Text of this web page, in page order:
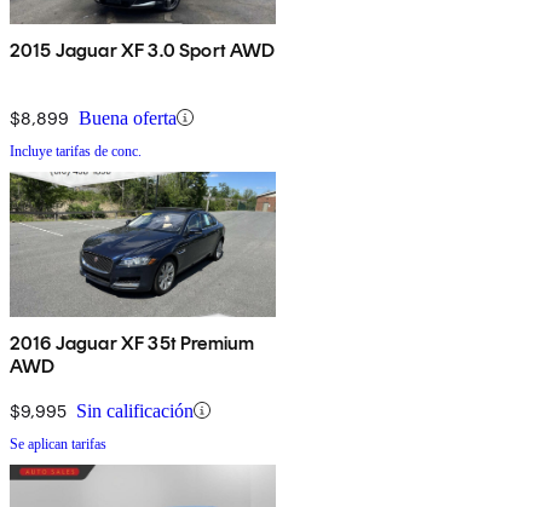
2015 Jaguar XF 3.0 Sport AWD
$8,899 Buena oferta
Incluye tarifas de conc.
2016 Jaguar XF 35t Premium
AWD
$9,995 Sin calificación
Se aplican tarifas